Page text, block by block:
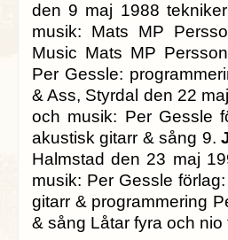
den 9 maj 1988
musik: Mats MP
Music Mats MP
Per Gessle:
& Ass, Styrdal den 22
och musik: Per Gessle
akustisk gitarr & sång 9.
Halmstad den 23 maj
musik: Per Gessle
gitarr & programmering
& sång Låtar fyra och nio